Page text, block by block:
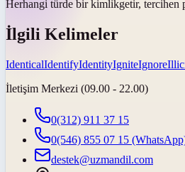
Herhangi türde bir kimlikgetir, tercihen
İlgili Kelimeler
IdenticalIdentifyIdentityIgniteIgnore
İletişim Merkezi (09.00 - 22.00)
0(312) 911 37 15
0(546) 855 07 15
destek@uzmandil.com